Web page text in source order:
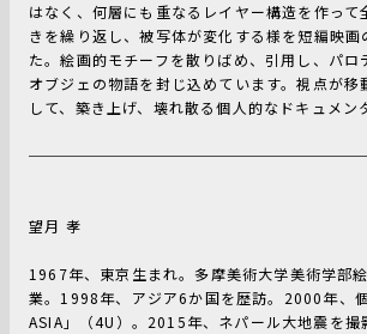
はなく、何層にも重なるレイヤー構造を作って
きを繰り返し、被写体が変化する様を短編映画
た。絵画的モチーフを散りばめ、引用し、パロ
オブジェの物語を封じ込めています。視点が移
して、築き上げ、壊れ散る個人的なドキュメン
望月 孝
1967年、東京生まれ。多摩美術大学美術学部
業。1998年、アジア6か国を歴訪。2000年、
ASIA」（4U）。2015年、ネパール大地震を撮